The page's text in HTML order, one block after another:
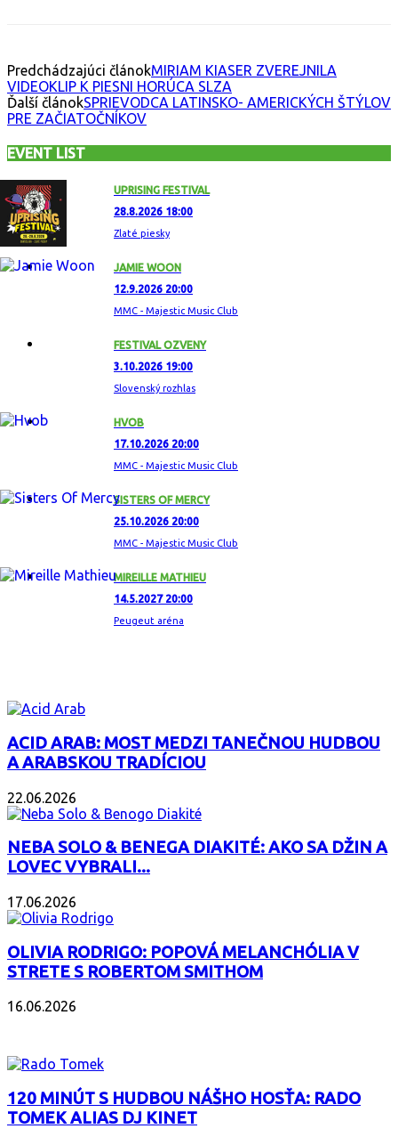
Predchádzajúci článokMIRIAM KIASER ZVEREJNILA
VIDEOKLIP K PIESNI HORÚCA SLZA
Ďalší článokSPRIEVODCA LATINSKO- AMERICKÝCH ŠTÝLOV
PRE ZAČIATOČNÍKOV
EVENT LIST
UPRISING FESTIVAL
28.8.2026 18:00
Zlaté piesky
JAMIE WOON
12.9.2026 20:00
MMC - Majestic Music Club
FESTIVAL OZVENY
3.10.2026 19:00
Slovenský rozhlas
HVOB
17.10.2026 20:00
MMC - Majestic Music Club
SISTERS OF MERCY
25.10.2026 20:00
MMC - Majestic Music Club
MIREILLE MATHIEU
14.5.2027 20:00
Peugeut aréna
ACID ARAB: MOST MEDZI TANEČNOU HUDBOU
A ARABSKOU TRADÍCIOU
22.06.2026
NEBA SOLO & BENEGA DIAKITÉ: AKO SA DŽIN A
LOVEC VYBRALI...
17.06.2026
OLIVIA RODRIGO: POPOVÁ MELANCHÓLIA V
STRETE S ROBERTOM SMITHOM
16.06.2026
120 MINÚT S HUDBOU NÁŠHO HOSŤA: RADO
TOMEK ALIAS DJ KINET